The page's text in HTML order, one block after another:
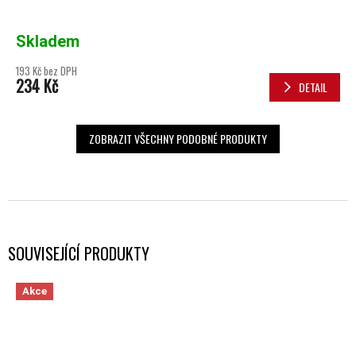
SOUVISEJÍCÍ PRODUKTY
Akce
Skladem
193 Kč bez DPH
234 Kč DETAIL
ZOBRAZIT VŠECHNY PODOBNÉ PRODUKTY